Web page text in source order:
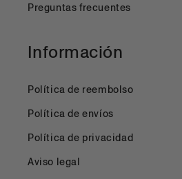
Preguntas frecuentes
Información
Política de reembolso
Política de envíos
Política de privacidad
Aviso legal